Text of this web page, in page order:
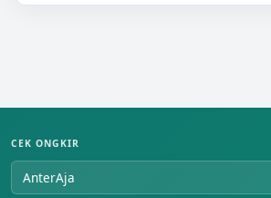
CEK ONGKIR
AnterAja